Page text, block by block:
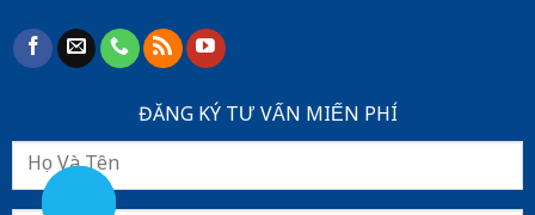
ĐĂNG KÝ TƯ VẤN MIẾN PHÍ